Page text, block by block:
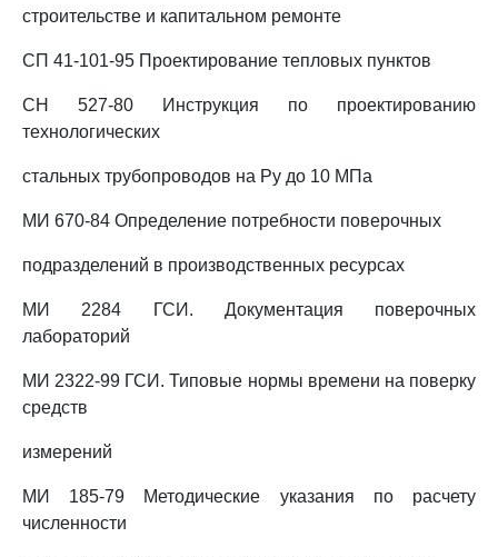
строительстве и капитальном ремонте
СП 41-101-95 Проектирование тепловых пунктов
СН 527-80 Инструкция по проектированию
технологических
стальных трубопроводов на Ру до 10 МПа
МИ 670-84 Определение потребности поверочных
подразделений в производственных ресурсах
МИ 2284 ГСИ. Документация поверочных
лабораторий
МИ 2322-99 ГСИ. Типовые нормы времени на поверку
средств
измерений
МИ 185-79 Методические указания по расчету
численности